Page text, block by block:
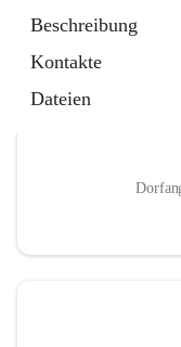
Beschreibung
Kontakte
Dateien